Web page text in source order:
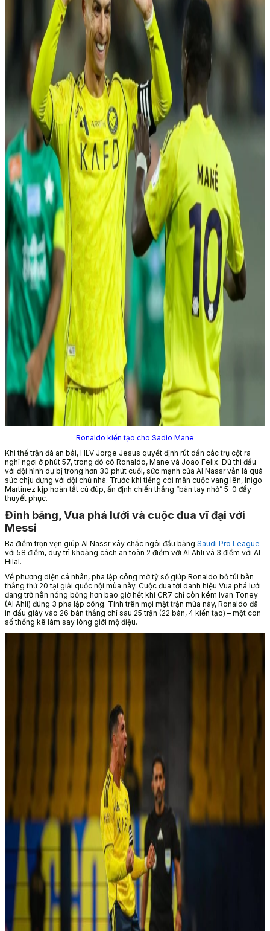
Ronaldo kiến tạo cho Sadio Mane
Khi thế trận đã an bài, HLV Jorge Jesus quyết định rút dần các trụ cột ra
nghỉ ngơi ở phút 57, trong đó có Ronaldo, Mane và Joao Felix. Dù thi đấu
với đội hình dự bị trong hơn 30 phút cuối, sức mạnh của Al Nassr vẫn là quá
sức chịu đựng với đội chủ nhà. Trước khi tiếng còi mãn cuộc vang lên, Inigo
Martinez kịp hoàn tất cú đúp, ấn định chiến thắng “bàn tay nhỏ” 5-0 đầy
thuyết phục.
Đỉnh bảng, Vua phá lưới và cuộc đua vĩ đại với
Messi
Ba điểm trọn vẹn giúp Al Nassr xây chắc ngôi đầu bảng Saudi Pro League
với 58 điểm, duy trì khoảng cách an toàn 2 điểm với Al Ahli và 3 điểm với Al
Hilal.
Về phương diện cá nhân, pha lập công mở tỷ số giúp Ronaldo bỏ túi bàn
thắng thứ 20 tại giải quốc nội mùa này. Cuộc đua tới danh hiệu Vua phá lưới
đang trở nên nóng bỏng hơn bao giờ hết khi CR7 chỉ còn kém Ivan Toney
(Al Ahli) đúng 3 pha lập công. Tính trên mọi mặt trận mùa này, Ronaldo đã
in dấu giày vào 26 bàn thắng chỉ sau 25 trận (22 bàn, 4 kiến tạo) – một con
số thống kê làm say lòng giới mộ điệu.